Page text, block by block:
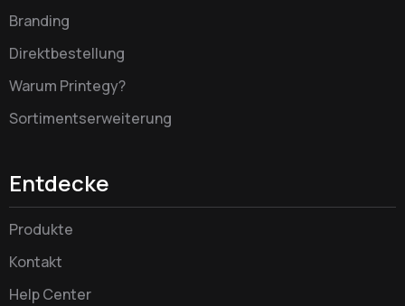
Branding
Direktbestellung
Warum Printegy?
Sortimentserweiterung
Entdecke
Produkte
Kontakt
Help Center